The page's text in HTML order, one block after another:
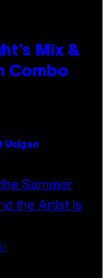
Mix &
Combo
Usigan